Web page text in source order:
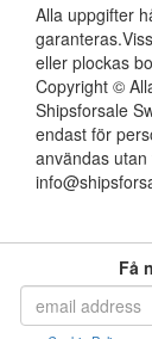
Alla uppgifter
eller plockas
Copyright ©
Shipsforsale
endast för
användas
Få